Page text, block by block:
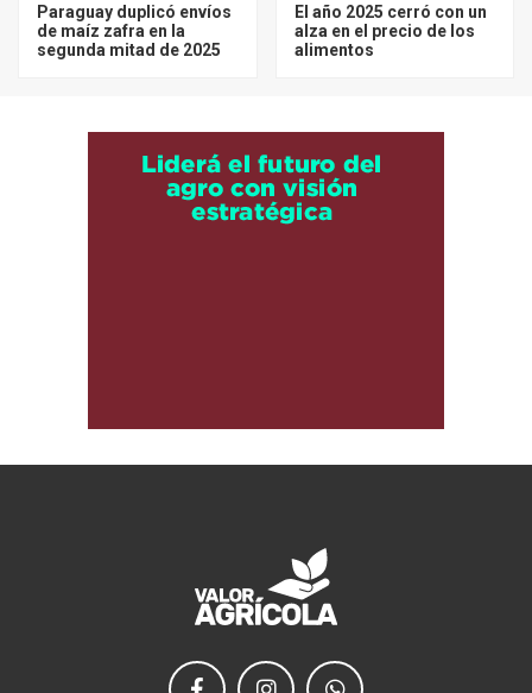
Paraguay duplicó envíos
de maíz zafra en la
segunda mitad de 2025
El año 2025 cerró con un
alza en el precio de los
alimentos